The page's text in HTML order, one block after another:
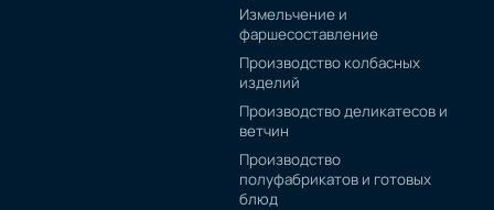
Измельчение и
фаршесоставление
Производство колбасных
изделий
Производство деликатесов и
ветчин
Производство
полуфабрикатов и готовых
блюд